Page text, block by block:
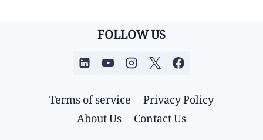
FOLLOW US
Privacy Policy
Terms of service
Contact Us
About Us